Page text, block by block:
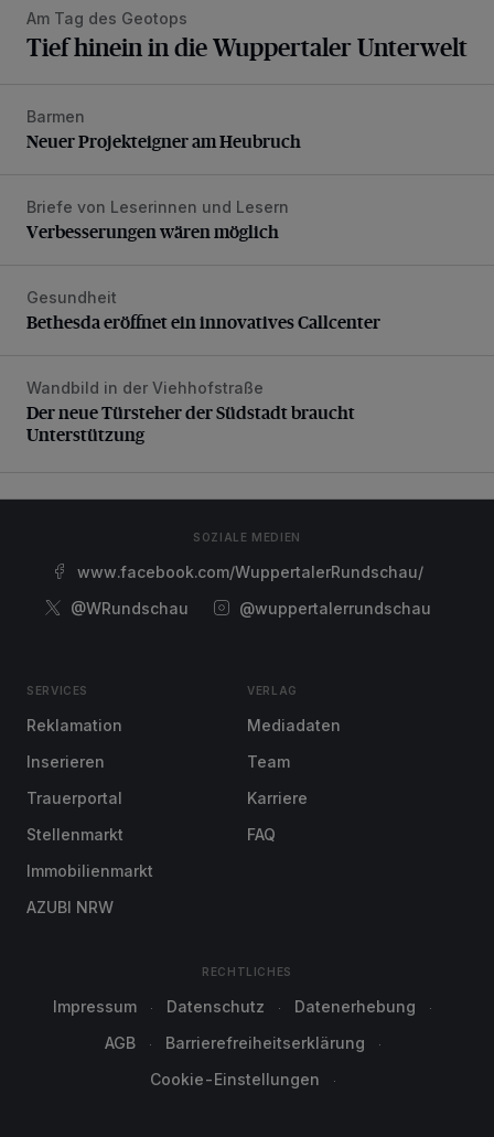
Am Tag des Geotops
Tief hinein in die Wuppertaler Unterwelt
Neuer Projekteigner am Heubruch
Barmen
Neuer Projekteigner am Heubruch
Verbesserungen wären möglich
Briefe von Leserinnen und Lesern
Verbesserungen wären möglich
Bethesda eröffnet ein innovatives Callcenter
Gesundheit
Bethesda eröffnet ein innovatives Callcenter
Der neue Türsteher der Südstadt braucht Unterstützung
Wandbild in der Viehhofstraße
Der neue Türsteher der Südstadt braucht
Unterstützung
SOZIALE MEDIEN
www.facebook.com/WuppertalerRundschau/
@WRundschau
@wuppertalerrundschau
SERVICES
Reklamation
Inserieren
Trauerportal
Stellenmarkt
Immobilienmarkt
AZUBI NRW
VERLAG
Mediadaten
Team
Karriere
FAQ
RECHTLICHES
Impressum Datenschutz
Datenerhebung
AGB
Barrierefreiheitserklärung
Cookie-Einstellungen